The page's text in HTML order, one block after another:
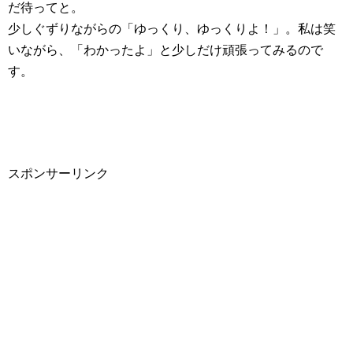
だ待ってと。
少しぐずりながらの「ゆっくり、ゆっくりよ！」。私は笑
いながら、「わかったよ」と少しだけ頑張ってみるので
す。
スポンサーリンク